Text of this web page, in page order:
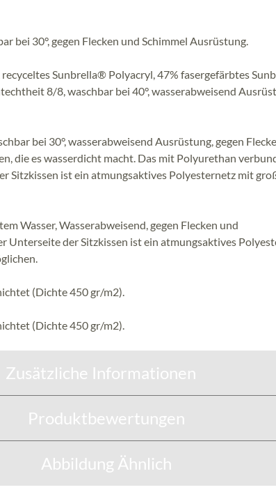
bei 30°, gegen Flecken und Schimmel Ausrüstung.
Sunbrella® Polyacryl, 47% fasergefärbtes
8/8, waschbar bei 40°, wasserabweisend
bei 30°, wasserabweisend Ausrüstung, gegen
die es wasserdicht macht. Das mit Polyurethan
Sitzkissen ist ein atmungsaktives Polyesternetz mit
Wasser, Wasserabweisend, gegen Flecken und
der Sitzkissen ist ein atmungsaktives
(Dichte 450 gr/m2).
(Dichte 450 gr/m2).
Zusätzliche Informationen
Produktbewertungen
Abbildung Ähnlich